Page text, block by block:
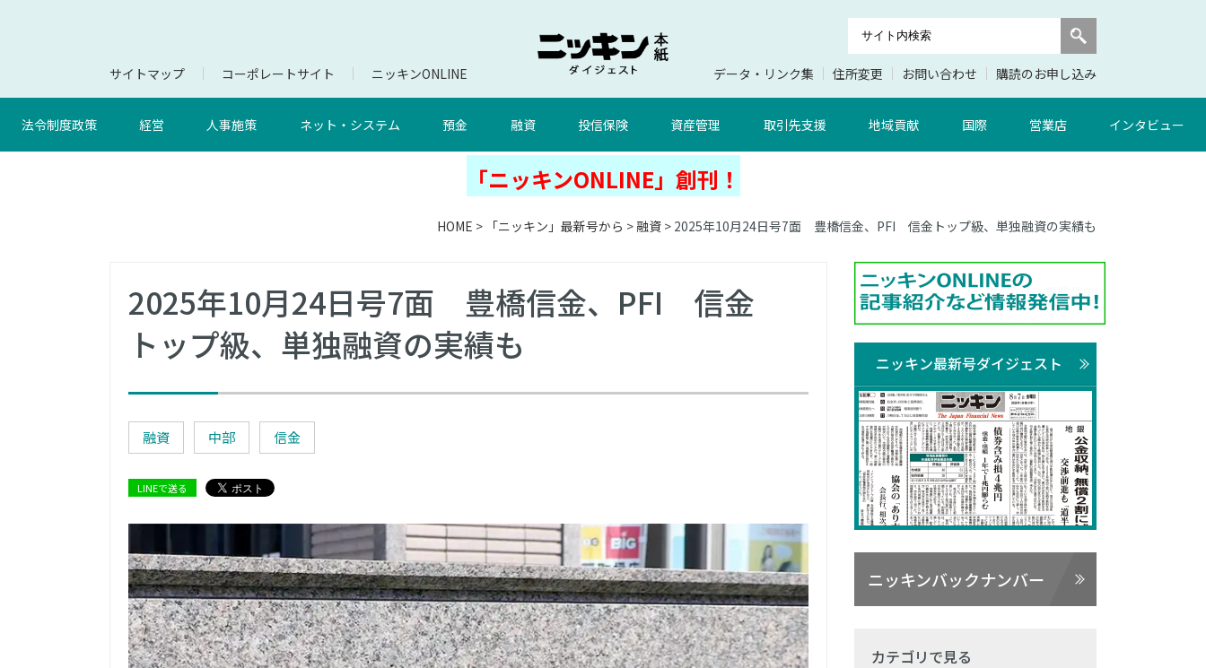
サイトマップ コーポレートサイト ニッキンONLINE データ・リンク集 住所変更 お問い合わせ 購読のお申し込み
法令制度政策 経営 人事施策 ネット・システム 預金 融資 投信保険 資産管理 取引先支援 地域貢献 国際 営業店 インタビュー
「ニッキンONLINE」創刊！
HOME > 「ニッキン」最新号から > 融資 > 2025年10月24日号7面 豊橋信金、PFI 信金トップ級、単独融資の実績も
2025年10月24日号7面 豊橋信金、PFI 信金
トップ級、単独融資の実績も
融資 中部 信金
LINEで送る
ニッキン最新号ダイジェスト
ニッキンバックナンバー
カテゴリで見る